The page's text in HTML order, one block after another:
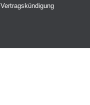
Vertragskündigung